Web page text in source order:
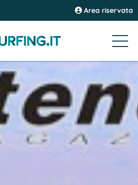
Area riservata